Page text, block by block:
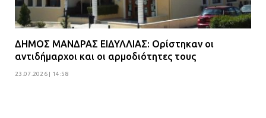
ΔΗΜΟΣ ΜΑΝΔΡΑΣ ΕΙΔΥΛΛΙΑΣ: Ορίστηκαν οι
αντιδήμαρχοι και οι αρμοδιότητες τους
23.07.2026 | 14:58